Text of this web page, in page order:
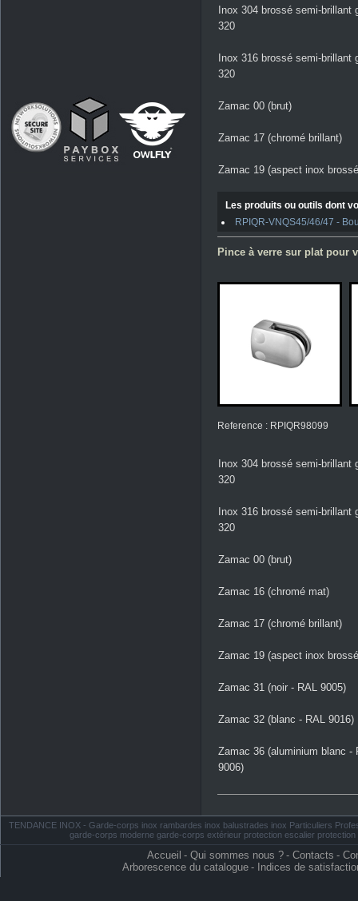
Inox 304 brossé semi-brillant
320
Inox 316 brossé semi-brillant
320
Zamac 00 (brut)
Zamac 17 (chromé brillant)
Zamac 19 (aspect inox
Les produits ou outils dont
RPIQR-VNQS45/46/47 -
Pince à verre sur plat pour
Reference : RPIQR98099
Inox 304 brossé semi-brillant
320
Inox 316 brossé semi-brillant
320
Zamac 00 (brut)
Zamac 16 (chromé mat)
Zamac 17 (chromé brillant)
Zamac 19 (aspect inox
Zamac 31 (noir - RAL 9005)
Zamac 32 (blanc - RAL 9016)
Zamac 36 (aluminium blanc -
9006)
TENDANCE INOX - Garde-corps inox rambardes inox balustrades inox Particuliers
garde-corps moderne garde-corps extérieur protection escalier
Accueil - Qui sommes nous ? - Contacts -
Arborescence du catalogue - Indices de